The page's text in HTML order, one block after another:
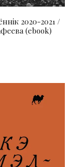
2020-2021 /
(ebook)